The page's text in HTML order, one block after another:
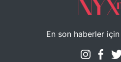
En son haberler